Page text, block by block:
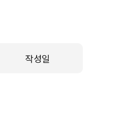
작성일